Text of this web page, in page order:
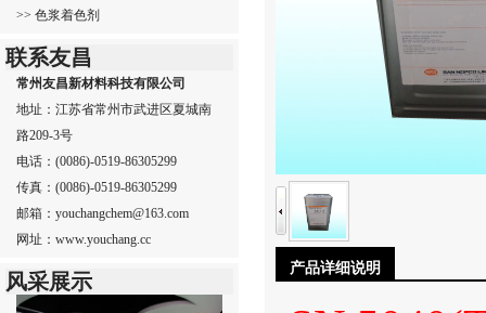
>> 色浆着色剂
联系友昌
常州友昌新材料科技有限公司
地址：江苏省常州市武进区夏城南
路209-3号
电话：(0086)-0519-86305299
传真：(0086)-0519-86305299
邮箱：youchangchem@163.com
网址：www.youchang.cc
风采展示
产品详细说明